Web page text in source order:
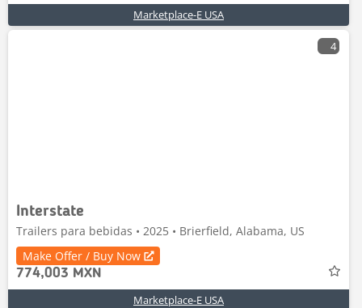
Marketplace-E USA
4
Interstate
Trailers para bebidas • 2025 • Brierfield, Alabama, US
Make Offer / Buy Now
774,003 MXN
Marketplace-E USA